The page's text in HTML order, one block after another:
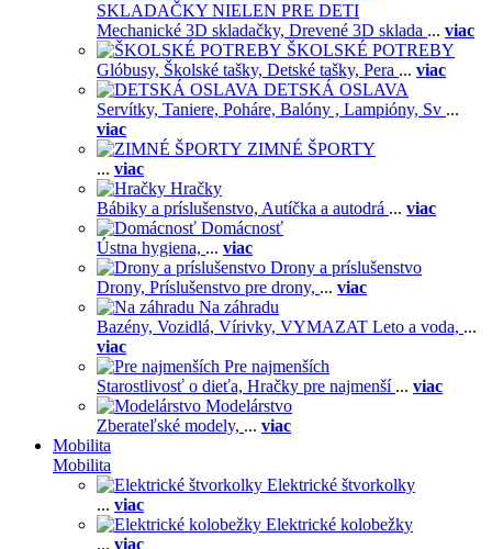
SKLADAČKY NIELEN PRE DETI
Mechanické 3D skladačky, Drevené 3D sklada ... viac
ŠKOLSKÉ POTREBY
Glóbusy, Školské tašky, Detské tašky, Pera ... viac
DETSKÁ OSLAVA
Servítky, Taniere, Poháre, Balóny , Lampióny, Sv ...
viac
ZIMNÉ ŠPORTY
... viac
Hračky
Bábiky a príslušenstvo, Autíčka a autodrá ... viac
Domácnosť
Ústna hygiena, ... viac
Drony a príslušenstvo
Drony, Príslušenstvo pre drony, ... viac
Na záhradu
Bazény, Vozidlá, Vírivky, VYMAZAT Leto a voda, ...
viac
Pre najmenších
Starostlivosť o dieťa, Hračky pre najmenší ... viac
Modelárstvo
Zberateľské modely, ... viac
Mobilita
Mobilita
Elektrické štvorkolky
... viac
Elektrické kolobežky
... viac